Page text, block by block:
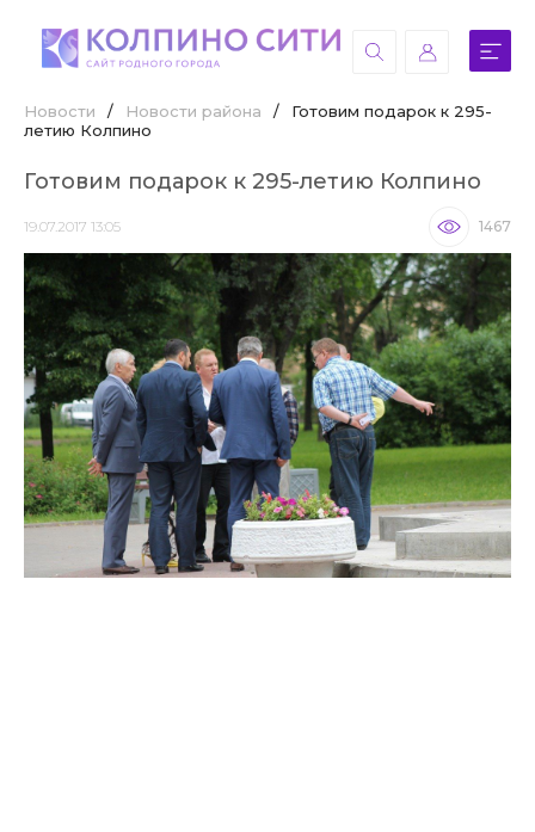
Новости / Новости района /
Готовим подарок к 295-
летию Колпино
Готовим подарок к 295-летию Колпино
19.07.2017 13:05 1467